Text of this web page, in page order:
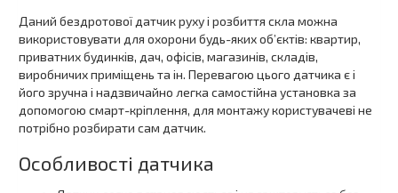
Даний бездротової датчик руху і розбиття скла можна
використовувати для охорони будь-яких об’єктів: квартир,
приватних будинків, дач, офісів, магазинів, складів,
виробничих приміщень та ін. Перевагою цього датчика є і
його зручна і надзвичайно легка самостійна установка за
допомогою смарт-кріплення, для монтажу користувачеві не
потрібно розбирати сам датчик.
Особливості датчика